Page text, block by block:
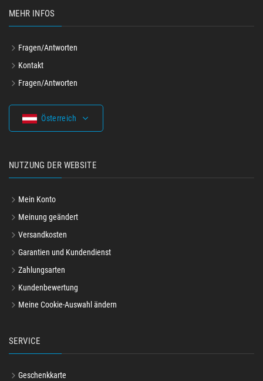
MEHR INFOS
Fragen/Antworten
Kontakt
Fragen/Antworten
Österreich
NUTZUNG DER WEBSITE
Mein Konto
Meinung geändert
Versandkosten
Garantien und Kundendienst
Zahlungsarten
Kundenbewertung
Meine Cookie-Auswahl ändern
SERVICE
Geschenkkarte